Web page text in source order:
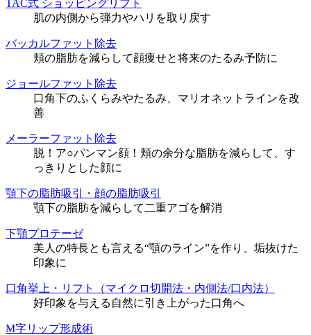
TAC式 ショッピングリフト
肌の内側から弾力やハリを取り戻す
バッカルファット除去
頬の脂肪を減らして顔痩せと将来のたるみ予防に
ジョールファット除去
口角下のふくらみやたるみ、マリオネットラインを改
善
メーラーファット除去
脱！ア○パンマン顔！頬の余分な脂肪を減らして、す
っきりとした顔に
顎下の脂肪吸引・顔の脂肪吸引
顎下の脂肪を減らして二重アゴを解消
下顎プロテーゼ
美人の特長とも言える“顎のライン”を作り、垢抜けた
印象に
口角挙上・リフト（マイクロ切開法・内側法/口内法）
好印象を与える自然に引き上がった口角へ
M字リップ形成術